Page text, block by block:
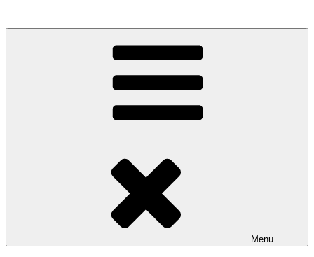
Køiegrafik
Grafisk design og illustration
Menu